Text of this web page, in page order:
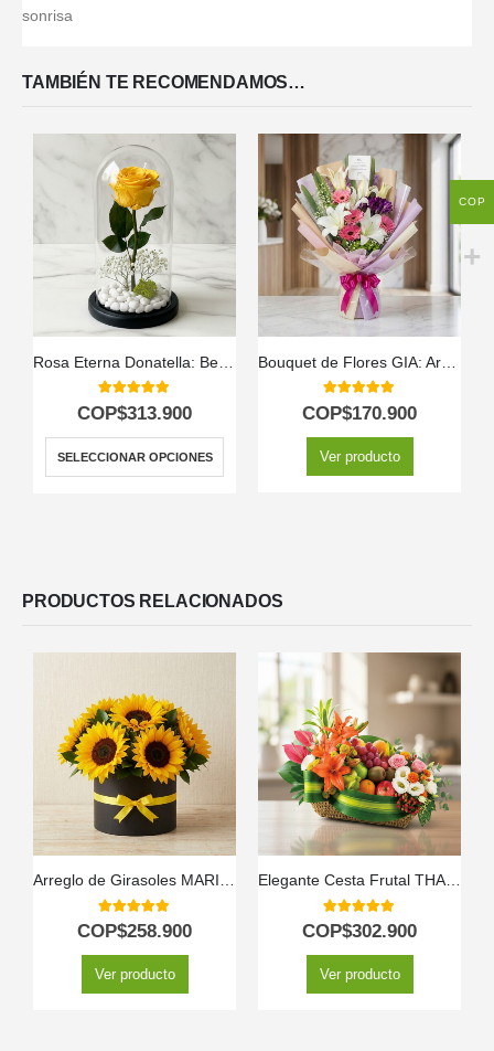
sonrisa
TAMBIÉN TE RECOMENDAMOS…
5.00out of 5
COP$313.900
SELECCIONAR OPCIONES
5.00out of 5
COP$170.900
Ver producto
PRODUCTOS RELACIONADOS
Arreglo de Girasoles MARISA: Expresa Gratitud y Alegría 🌻
5.00out of 5
COP$258.900
Ver producto
Elegante Cesta Frutal THALIA con Lirios y Anturios ⚜️
5.00out of 5
COP$302.900
Ver producto
COP